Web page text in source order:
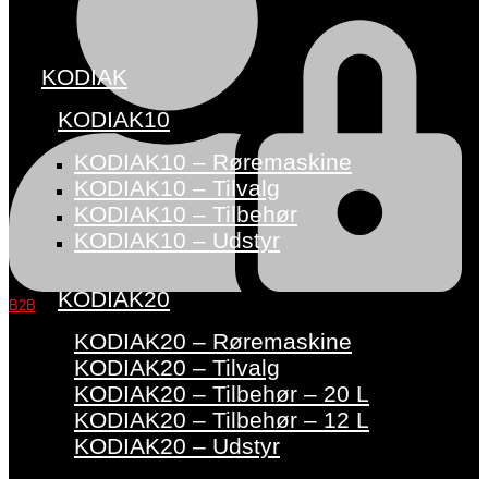
B2B
KODIAK
KODIAK10
KODIAK10 – Røremaskine
KODIAK10 – Tilvalg
KODIAK10 – Tilbehør
KODIAK10 – Udstyr
KODIAK20
KODIAK20 – Røremaskine
KODIAK20 – Tilvalg
KODIAK20 – Tilbehør – 20 L
KODIAK20 – Tilbehør – 12 L
KODIAK20 – Udstyr